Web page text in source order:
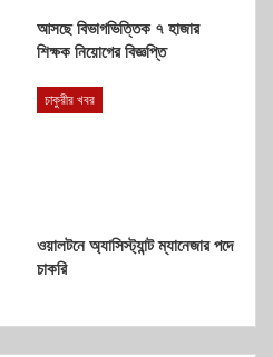
আসছে বিভাগভিত্তিক ৭ হাজার
শিক্ষক নিয়োগের বিজ্ঞপ্তি
চাকুরীর খবর
ওয়ালটনে অ্যাসিস্ট্যান্ট ম্যানেজার পদে
চাকরি